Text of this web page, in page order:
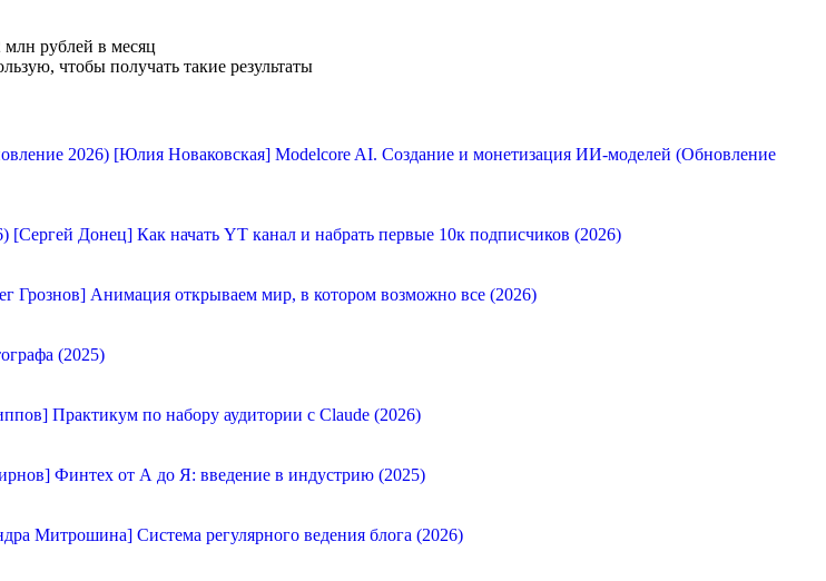
рублей в месяц
чтобы получать такие результаты
[Юлия Новаковская] Modelcore AI. Создание и монетизация ИИ-моделей (Обновление
[Сергей Донец] Как начать YT канал и набрать первые 10к подписчиков (2026)
Грознов] Анимация открываем мир, в котором возможно все (2026)
(2025)
Практикум по набору аудитории с Claude (2026)
Финтех от А до Я: введение в индустрию (2025)
Митрошина] Система регулярного ведения блога (2026)